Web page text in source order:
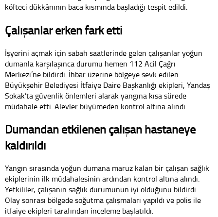
köfteci dükkânının baca kısmında başladığı tespit edildi.
Çalışanlar erken fark etti
İşyerini açmak için sabah saatlerinde gelen çalışanlar yoğun
dumanla karşılaşınca durumu hemen 112 Acil Çağrı
Merkezi’ne bildirdi. İhbar üzerine bölgeye sevk edilen
Büyükşehir Belediyesi İtfaiye Daire Başkanlığı ekipleri, Yandaş
Sokak’ta güvenlik önlemleri alarak yangına kısa sürede
müdahale etti. Alevler büyümeden kontrol altına alındı.
Dumandan etkilenen çalışan hastaneye
kaldırıldı
Yangın sırasında yoğun dumana maruz kalan bir çalışan sağlık
ekiplerinin ilk müdahalesinin ardından kontrol altına alındı.
Yetkililer, çalışanın sağlık durumunun iyi olduğunu bildirdi.
Olay sonrası bölgede soğutma çalışmaları yapıldı ve polis ile
itfaiye ekipleri tarafından inceleme başlatıldı.